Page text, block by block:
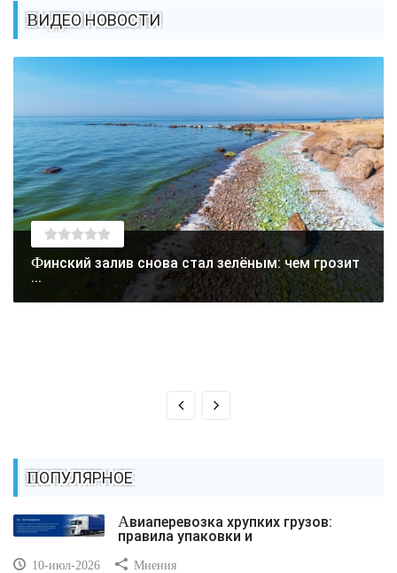
ВИДЕО НОВОСТИ
Финский залив снова стал зелёным: чем грозит
...
ПОПУЛЯРНОЕ
Авиаперевозка хрупких грузов:
правила упаковки и
10-июл-2026 Мнения